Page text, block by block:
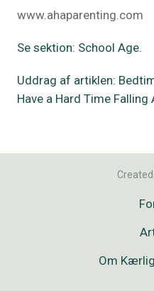
www.ahaparenting.com
Se sektion: School Age.
Uddrag af artiklen:
Have a Hard Time Falling
Om